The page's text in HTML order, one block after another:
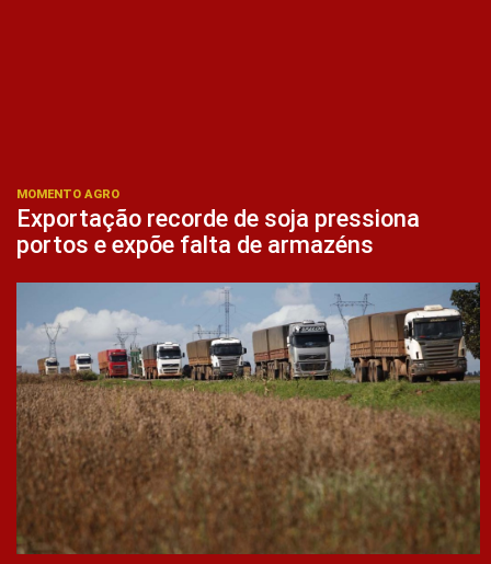
MOMENTO AGRO
Exportação recorde de soja pressiona
portos e expõe falta de armazéns